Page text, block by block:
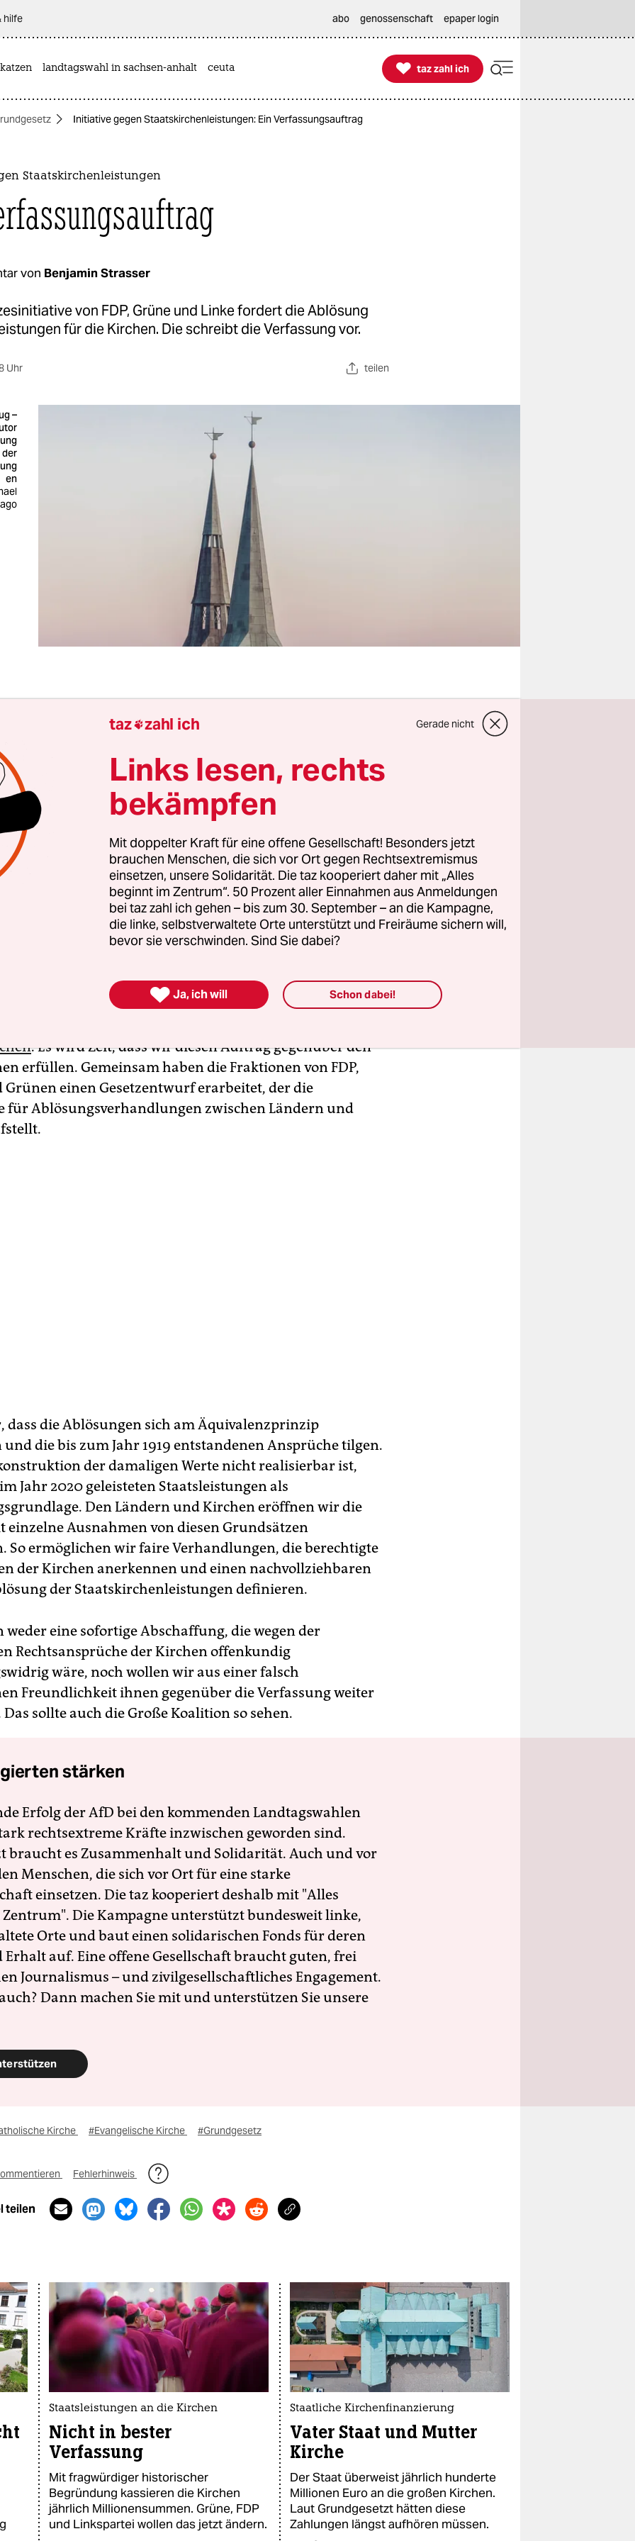
hilfe abo genossenschaft epaper login
katzen landtagswahl in sachsen-anhalt ceuta 
taz zahl ich
taz zahl ich
Initiative gegen Staatskirchenleistungen: Ein Verfassungsauftrag
Staatskirchenleistungen
von Benjamin Strasser
von FDP, Grüne und Linke fordert die Ablösung
für die Kirchen. Die schreibt die Verfassung vor.
Uhr teilen
–
der
en
Aufträge unseres Grundgesetzes gelten für die Ewigkeit.
gleichzeitig gibt es Verfassungsaufträge, die mit einem
Beschluss erfüllt werden können. Die
Ablösung der
für die Kirchengehört dazu. Diese Zahlungen
bis heute die Kirchen für die Enteignung ihrer Güter
während der Säkularisierung. Dabei wurde schon
138 der Weimarer Reichsverfassung formuliert: „Die auf
oder besonderen Rechtstiteln beruhenden
an die Religionsgesellschaften werden durch die
abgelöst. Die Grundsätze hierfür stellt das Reich
und Väter des Grundgesetzes übernahmen das als
vergangenen 100 Jahren hat keine Mehrheit im
den Verfassungsauftrag ernsthaft angegangen. Bis heute
. Es wird Zeit, dass wir diesen Auftrag gegenüber den
erfüllen. Gemeinsam haben die Fraktionen von FDP,
Grünen einen Gesetzentwurf erarbeitet, der die
für Ablösungsverhandlungen zwischen Ländern und
dass die Ablösungen sich am Äquivalenzprinzip
die bis zum Jahr 1919 entstandenen Ansprüche tilgen.
der damaligen Werte nicht realisierbar ist,
Jahr 2020 geleisteten Staatsleistungen als
Den Ländern und Kirchen eröffnen wir die
einzelne Ausnahmen von diesen Grundsätzen
So ermöglichen wir faire Verhandlungen, die berechtigte
der Kirchen anerkennen und einen nachvollziehbaren
der Staatskirchenleistungen definieren.
eine sofortige Abschaffung, die wegen der
Rechtsansprüche der Kirchen offenkundig
wäre, noch wollen wir aus einer falsch
Freundlichkeit ihnen gegenüber die Verfassung weiter
sollte auch die Große Koalition so sehen.
stärken
Erfolg der AfD bei den kommenden Landtagswahlen
rechtsextreme Kräfte inzwischen geworden sind.
braucht es Zusammenhalt und Solidarität. Auch und vor
Menschen, die sich vor Ort für eine starke
einsetzen. Die taz kooperiert deshalb mit "Alles
Die Kampagne unterstützt bundesweit linke,
Orte und baut einen solidarischen Fonds für deren
Erhalt auf. Eine offene Gesellschaft braucht guten, frei
Journalismus – und zivilgesellschaftliches Engagement.
Dann machen Sie mit und unterstützen Sie unsere
Kirche #Evangelische Kirche #Grundgesetz
Fehlerhinweis
teilen
Staatsleistungen an die Kirchen
Nicht in bester
Verfassung
Mit fragwürdiger historischer
Begründung kassieren die Kirchen
jährlich Millionensummen. Grüne, FDP
und Linkspartei wollen das jetzt ändern.
Staatliche Kirchenfinanzierung
Vater Staat und Mutter
Kirche
Der Staat überweist jährlich hunderte
Millionen Euro an die großen Kirchen.
Laut Grundgesetzt hätten diese
Zahlungen längst aufhören müssen.
taz zahl ich Gerade nicht
Links lesen, rechts
bekämpfen
Mit doppelter Kraft für eine offene Gesellschaft! Besonders jetzt
brauchen Menschen, die sich vor Ort gegen Rechtsextremismus
einsetzen, unsere Solidarität. Die taz kooperiert daher mit „Alles
beginnt im Zentrum“. 50 Prozent aller Einnahmen aus Anmeldungen
bei taz zahl ich gehen – bis zum 30. September – an die Kampagne,
die linke, selbstverwaltete Orte unterstützt und Freiräume sichern will,
bevor sie verschwinden. Sind Sie dabei?
 Ja, ich will Schon dabei!